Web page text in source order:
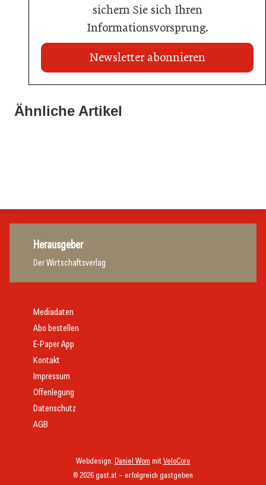
sichern Sie sich Ihren
Informationsvorsprung.
Newsletter abonnieren
Ähnliche Artikel
Travel Start-up Night 2026: Beste Tourismus-Idee
Herausgeber
Der Wirtschaftsverlag
© 2026 gast.at – erfolgreich gastgeben
Webdesign: Daniel Wom mitVeloCore
Mediadaten
Abo bestellen
E-Paper App
Kontakt
Impressum
Offenlegung
Datenschutz
AGB